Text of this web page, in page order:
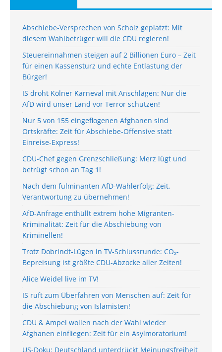
Abschiebe-Versprechen von Scholz geplatzt: Mit
diesem Wahlbetrüger will die CDU regieren!
Steuereinnahmen steigen auf 2 Billionen Euro – Zeit
für einen Kassensturz und echte Entlastung der
Bürger!
IS droht Kölner Karneval mit Anschlägen: Nur die
AfD wird unser Land vor Terror schützen!
Nur 5 von 155 eingeflogenen Afghanen sind
Ortskräfte: Zeit für Abschiebe-Offensive statt
Einreise-Express!
CDU-Chef gegen Grenzschließung: Merz lügt und
betrügt schon an Tag 1!
Nach dem fulminanten AfD-Wahlerfolg: Zeit,
Verantwortung zu übernehmen!
AfD-Anfrage enthüllt extrem hohe Migranten-
Kriminalität: Zeit für die Abschiebung von
Kriminellen!
Trotz Dobrindt-Lügen in TV-Schlussrunde: CO₂-
Bepreisung ist größte CDU-Abzocke aller Zeiten!
Alice Weidel live im TV!
IS ruft zum Überfahren von Menschen auf: Zeit für
die Abschiebung von Islamisten!
CDU & Ampel wollen nach der Wahl wieder
Afghanen einfliegen: Zeit für ein Asylmoratorium!
US-Doku: Deutschland unterdrückt Meinungsfreiheit